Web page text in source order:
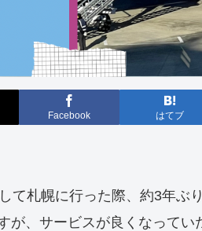
Facebook はてブ
て札幌に行った際、約3年ぶ
が、サービスが良くなってい